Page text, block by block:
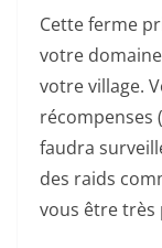
Cette ferme
votre
votre village.
récompenses
faudra
des raids
vous être